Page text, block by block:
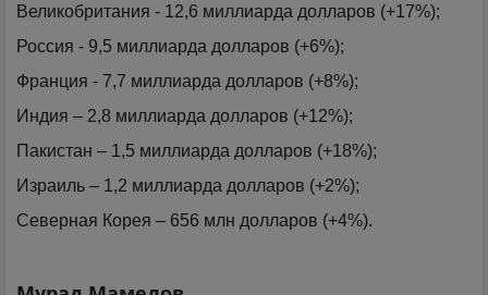
Великобритания - 12,6 миллиарда долларов (+17%);
Россия - 9,5 миллиарда долларов (+6%);
Франция - 7,7 миллиарда долларов (+8%);
Индия – 2,8 миллиарда долларов (+12%);
Пакистан – 1,5 миллиарда долларов (+18%);
Израиль – 1,2 миллиарда долларов (+2%);
Северная Корея – 656 млн долларов (+4%).